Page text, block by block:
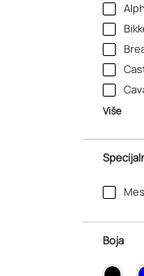
Više
Boja